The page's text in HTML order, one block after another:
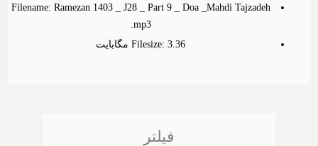
Filename: Ramezan 1403 _ J28 _ Part 9 _ Doa _Mahdi Tajzadeh
.mp3
Filesize: 3.‎36 مگابایت
فیلتر